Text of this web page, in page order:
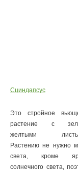
Сциндапсус
Это стройное
растение с
желтыми
Растению не нужно
света, кроме
солнечного света,